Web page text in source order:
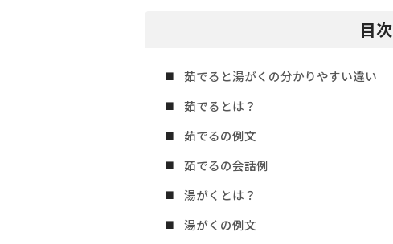
目次
茹でると湯がくの分かりやすい違い
茹でるとは？
茹でるの例文
茹でるの会話例
湯がくとは？
湯がくの例文